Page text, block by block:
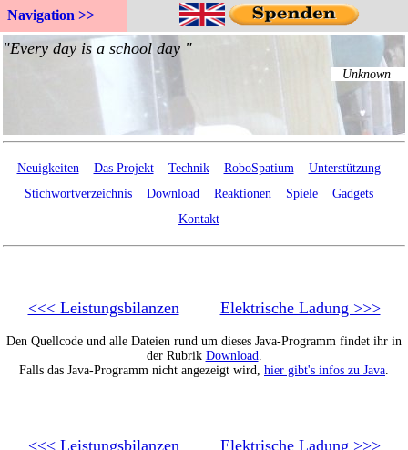
Navigation >>
Neuigkeiten Das Projekt Technik RoboSpatium
Unterstützung
Stichwortverzeichnis
Download Reaktionen Spiele
Gadgets
Kontakt
<<< Leistungsbilanzen Elektrische Ladung >>>
Den Quellcode und alle Dateien rund um dieses Java-Programm findet ihr in
der Rubrik Download.
Falls das Java-Programm nicht angezeigt wird, hier gibt's infos zu Java.
<<< Leistungsbilanzen Elektrische Ladung >>>